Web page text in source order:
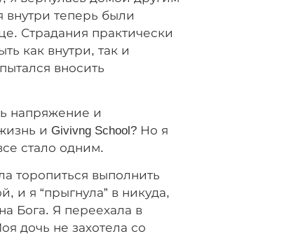
теперь были
Страдания практически
как внутри, так и
вносить
напряжение и
и Givivng School? Но я
стало одним.
торопиться выполнить
и я “прыгнула” в никуда,
Бога. Я переехала в
дочь не захотела со